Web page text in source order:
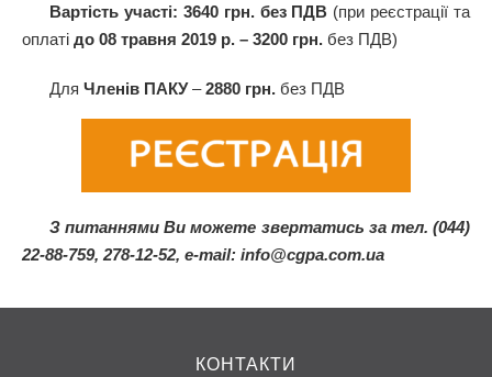
Вартість участі: 3640 грн. без ПДВ (при реєстрації та
оплаті до 08 травня 2019 р. – 3200 грн. без ПДВ)
Для Членів ПАКУ–2880 грн. без ПДВ
З питаннями Ви можете звертатись за тел. (044)
22-88-759, 278-12-52, e-mail: info@cgpa.com.ua
КОНТАКТИ